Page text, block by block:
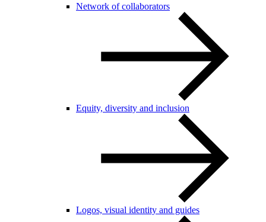
Network of collaborators
Equity, diversity and inclusion
Logos, visual identity and guides